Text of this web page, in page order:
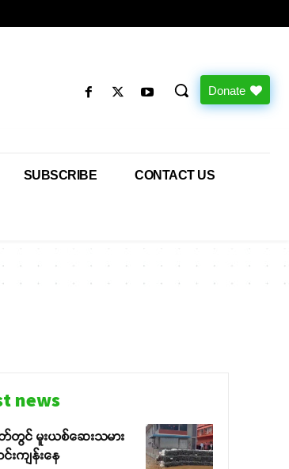
Donate
SUBSCRIBE CONTACT US
news
တွင် မူးယစ်ဆေးသမား
င်းကျန်းနေ